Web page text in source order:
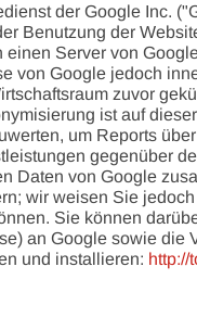
der Google Inc.
Benutzung der
Server von
von Google jedoch
zuvor
ist auf
um Reports
gegenüber
Daten von Google
wir weisen Sie
Sie können
an Google sowie
und installieren: http://